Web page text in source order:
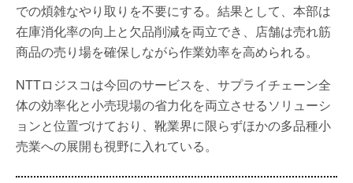
での煩雑なやり取りを不要にする。結果として、本部は
在庫消化率の向上と欠品削減を両立でき、店舗は売れ筋
商品の売り場を確保しながら作業効率を高められる。
NTTロジスコは今回のサービスを、サプライチェーン全
体の効率化と小売現場の省力化を両立させるソリューシ
ョンと位置づけており、靴業界に限らずほかの多品種小
売業への展開も視野に入れている。